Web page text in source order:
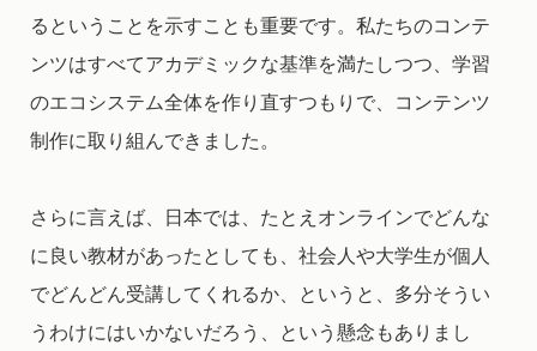
るということを示すことも重要です。私たちのコンテ
ンツはすべてアカデミックな基準を満たしつつ、学習
のエコシステム全体を作り直すつもりで、コンテンツ
制作に取り組んできました。
さらに言えば、日本では、たとえオンラインでどんな
に良い教材があったとしても、社会人や大学生が個人
でどんどん受講してくれるか、というと、多分そうい
うわけにはいかないだろう、という懸念もありまし